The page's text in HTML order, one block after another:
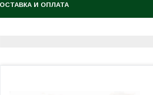
И ОПЛАТА